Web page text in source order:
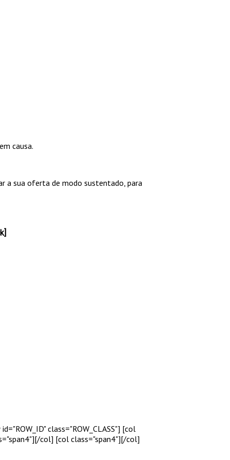
causa.
a sua oferta de modo sustentado, para
class="ROW_CLASS"] [col
[/col] [col class="span4"][/col]